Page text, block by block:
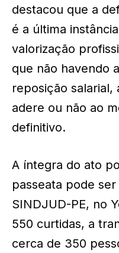
destacou que a
é a última
valorização
que não havendo
reposição salarial,
adere ou não ao
definitivo.
A íntegra do ato
passeata pode
SINDJUD-PE, no
550 curtidas, a
cerca de 350